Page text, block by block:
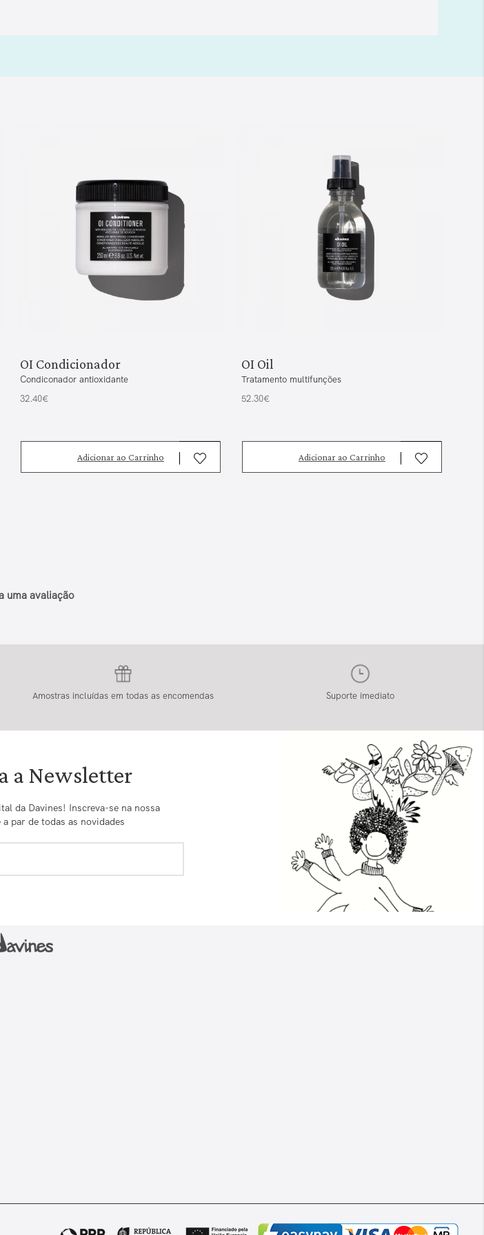
OI Condicionador
Condiconador antioxidante
32.40€
Adicionar ao Carrinho
OI Oil
Tratamento multifunções
52.30€
Adicionar ao Carrinho
uma avaliação
Amostras incluídas em todas as encomendas Suporte imediato
a Newsletter
da Davines! Inscreva-se na nossa
par de todas as novidades